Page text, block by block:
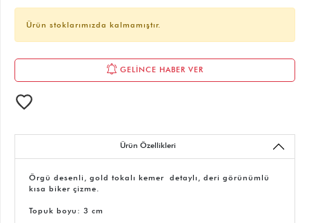
Ürün stoklarımızda kalmamıştır.
GELİNCE HABER VER
Ürün Özellikleri
Örgü desenli, gold tokalı kemer detaylı, deri görünümlü
kısa biker çizme.
Topuk boyu: 3 cm